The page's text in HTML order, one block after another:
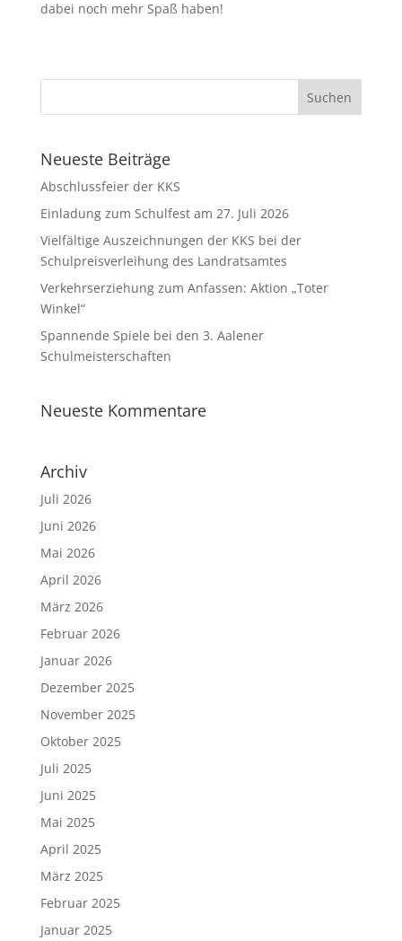
dabei noch mehr Spaß haben!
Neueste Beiträge
Abschlussfeier der KKS
Einladung zum Schulfest am 27. Juli 2026
Vielfältige Auszeichnungen der KKS bei der
Schulpreisverleihung des Landratsamtes
Verkehrserziehung zum Anfassen: Aktion „Toter
Winkel“
Spannende Spiele bei den 3. Aalener
Schulmeisterschaften
Neueste Kommentare
Archiv
Juli 2026
Juni 2026
Mai 2026
April 2026
März 2026
Februar 2026
Januar 2026
Dezember 2025
November 2025
Oktober 2025
Juli 2025
Juni 2025
Mai 2025
April 2025
März 2025
Februar 2025
Januar 2025